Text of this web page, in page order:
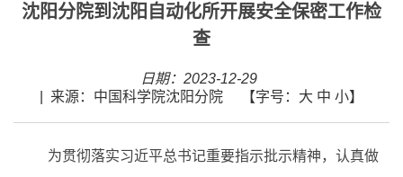
沈阳分院到沈阳自动化所开展安全保密工作检
查
日期：2023-12-29
来源：中国科学院沈阳分院 【字号： 大 中 小】
为贯彻落实习近平总书记重要指示批示精神，认真做